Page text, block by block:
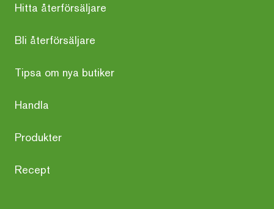
Hitta återförsäljare
Bli återförsäljare
Tipsa om nya butiker
Handla
Produkter
Recept